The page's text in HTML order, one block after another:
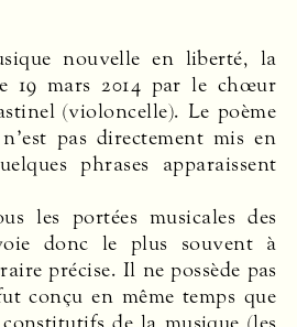
nouvelle en liberté, la
19 mars 2014 par le chœur
(violoncelle). Le poème
pas directement mis en
phrases apparaissent
les portées musicales des
donc le plus souvent à
précise. Il ne possède pas
conçu en même temps que